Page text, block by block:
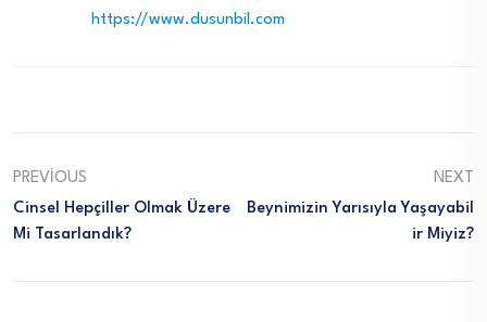
https://www.dusunbil.com
PREVIOUS
Cinsel Hepçiller Olmak Üzere
Mi Tasarlandık?
NEXT
Beynimizin Yarısıyla Yaşayabil
Ir Miyiz?